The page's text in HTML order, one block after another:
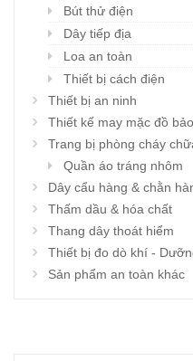
Bút thử điện
Dây tiếp địa
Loa an toàn
Thiết bị cách điện
Thiết bị an ninh
Thiết kế may mặc đồ
Trang bị phòng cháy
Quần áo tráng nhôm
Dây cẩu hàng & chằn
Thấm dầu & hóa chất
Thang dây thoát hiểm
Thiết bị đo dò khí -
Sản phẩm an toàn khác